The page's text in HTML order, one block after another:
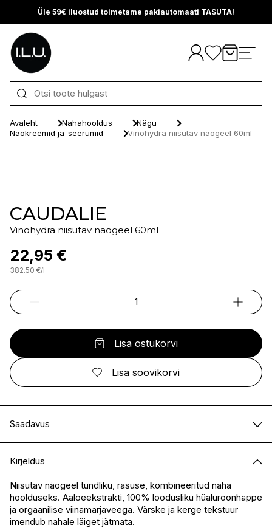
Üle 59€ iluostud toimetame pakiautomaati TASUTA!
Otse sisu juurde
Avaleht Nahahooldus
Nägu
Näokreemid ja-seerumid
Vinohydra niisutav näogeel 60ml
CAUDALIE
Vinohydra niisutav näogeel 60ml
22,95 €
382.50 €/l
Lisa ostukorvi
Lisa soovikorvi
Saadavus
I.L.U. Kristiine
I.L.U. Ülemiste
Saadaval
I.L.U. Rocca
Saadaval
I.L.U. Lõunakeskus
Ei ole saadaval
Kirjeldus
Niisutav näogeel tundliku, rasuse, kombineeritud naha
hoolduseks. Aaloeekstrakti, 100% loodusliku hüaluroonhappe
ja orgaanilise viinamarjaveega. Värske ja kerge tekstuur
imendub nahale läiget jätmata.